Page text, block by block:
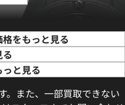
をもっと見る
と見る
。また、一部買取できない